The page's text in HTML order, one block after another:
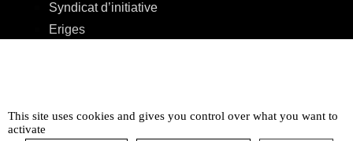
Syndicat d’initiative
Eriges
Accessibilité
This site uses cookies and gives you control over what you want to
activate